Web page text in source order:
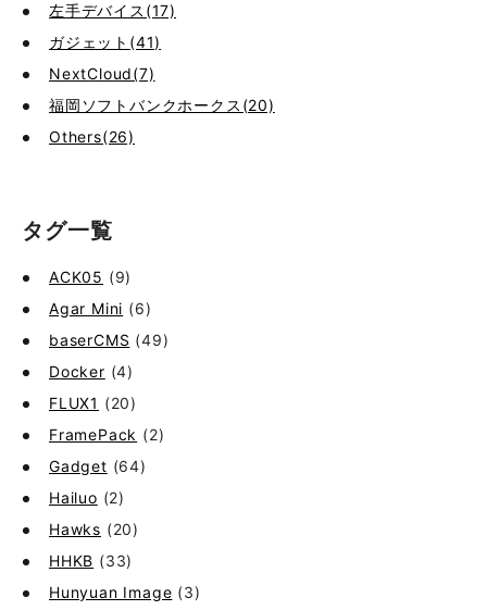
左手デバイス(17)
ガジェット(41)
NextCloud(7)
福岡ソフトバンクホークス(20)
Others(26)
タグ一覧
ACK05 (9)
Agar Mini (6)
baserCMS (49)
Docker (4)
FLUX1 (20)
FramePack (2)
Gadget (64)
Hailuo (2)
Hawks (20)
HHKB (33)
Hunyuan Image (3)